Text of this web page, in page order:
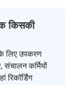
किसकी
के लिए उपकरण
संचालन कर्मियों